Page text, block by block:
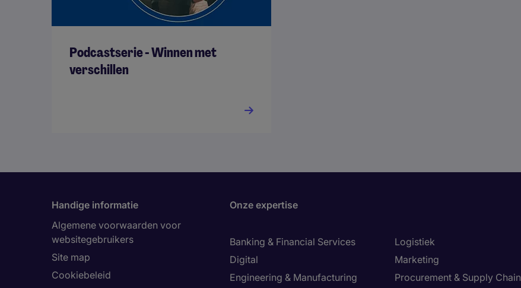
Podcastserie - Winnen met
verschillen
Handige informatie
Algemene voorwaarden voor
websitegebruikers
Site map
Cookiebeleid
Onze expertise
Banking & Financial Services
Digital
Engineering & Manufacturing
Logistiek
Marketing
Procurement & Supply Chain